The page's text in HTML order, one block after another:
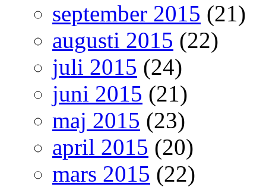
september 2015 (21)
augusti 2015 (22)
juli 2015 (24)
juni 2015 (21)
maj 2015 (23)
april 2015 (20)
mars 2015 (22)